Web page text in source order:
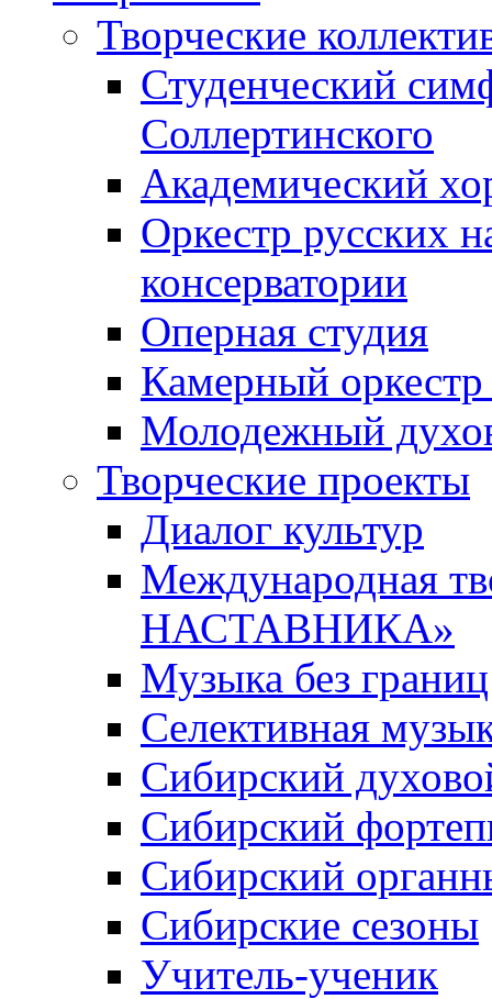
Творческие
Студенческий
Соллертинского
Академический
Оркестр русских
консерватории
Оперная студия
Камерный оркестр
Молодежный
Творческие проекты
Диалог культур
Международная
НАСТАВНИКА»
Музыка без границ
Селективная
Сибирский
Сибирский
Сибирский
Сибирские сезоны
Учитель-ученик